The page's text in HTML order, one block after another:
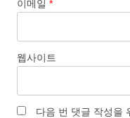
이메일 *
웹사이트
다음 번 댓글 작성을